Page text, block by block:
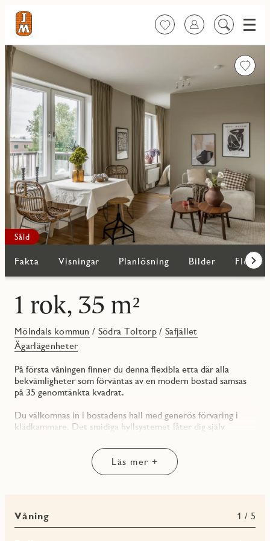
FavoriterLogga in
Sök
Meny
Såld
Fakta Visningar Planlösning Bilder Fler
1 rok, 35 m²
Mölndals kommun / Södra Toltorp/ Safjället
Ägarlägenheter
På första våningen finner du denna flexibla etta där alla
bekvämligheter som förväntas av en modern bostad samsas
på 35 genomtänkta kvadrat.
Du välkomnas in i bostadens hall med generös förvaring i
klädkammare. Det smidiga hyllsystemet låter dig själv
är det helkaklade badrummet beläget. Duschhörnan har
svängbara dörrar i klarglas, något som öppnar upp för mer
utrymme. Här finns gott om förvaring i vägghängd kommod
Vidare in återfinns allrummet som innefattar ytor för både
Läs mer +
Våning 1 / 5